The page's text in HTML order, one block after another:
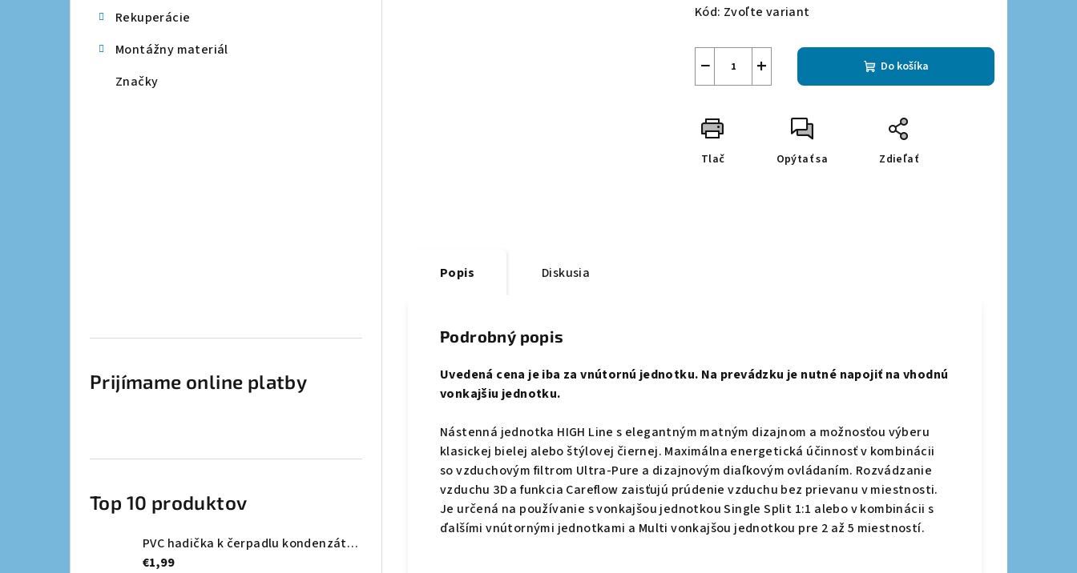
Rekuperácie
Montážny materiál
Značky
Prijímame online platby
Top 10 produktov
PVC hadička k čerpadlu kondenzátu Ø 6,35mm (nevystužená) - METRÁŽ
€1,99
Kód: Zvoľte variant
+
− Do košíka
Tlač Opýtať sa Zdieľať
Popis Diskusia
Podrobný popis
Uvedená cena je iba za vnútornú jednotku. Na prevádzku je nutné napojiť na vhodnú
vonkajšiu jednotku.
Nástenná jednotka HIGH Line s elegantným matným dizajnom a možnosťou výberu
klasickej bielej alebo štýlovej čiernej. Maximálna energetická účinnosť v kombinácii
so vzduchovým filtrom Ultra-Pure a dizajnovým diaľkovým ovládaním. Rozvádzanie
vzduchu 3D a funkcia Careflow zaisťujú prúdenie vzduchu bez prievanu v miestnosti.
Je určená na používanie s vonkajšou jednotkou Single Split 1:1 alebo v kombinácii s
ďalšími vnútornými jednotkami a Multi vonkajšou jednotkou pre 2 až 5 miestností.